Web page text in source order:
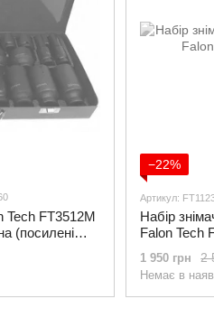
Tech FT3512M
(посилені
−22%
Артикул:
Набір
Falon Tech
2
1 950 грн
Немає в